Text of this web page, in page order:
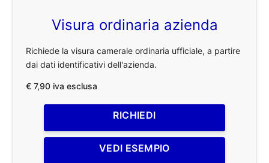
Visura ordinaria azienda
Richiede la visura camerale ordinaria ufficiale, a partire
dai dati identificativi dell'azienda.
€ 7,90 iva esclusa
RICHIEDI
VEDI ESEMPIO